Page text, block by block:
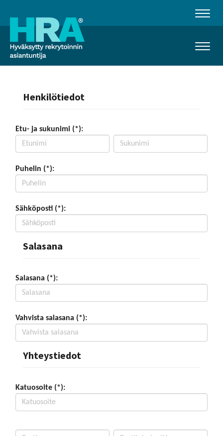
Henkilötiedot
Etu- ja sukunimi (*):
Puhelin (*):
Sähköposti (*):
Salasana
Salasana (*):
Vahvista salasana (*):
Yhteystiedot
Katuosoite (*):